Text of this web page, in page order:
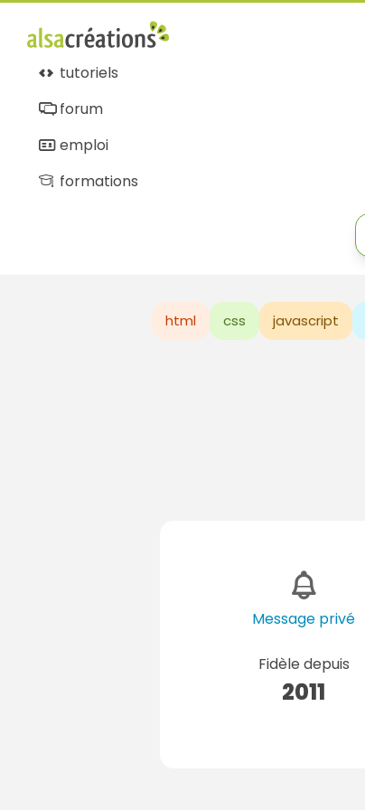
tutoriels
forum
emploi
formations
html css javascript
Message privé
Fidèle depuis
2011